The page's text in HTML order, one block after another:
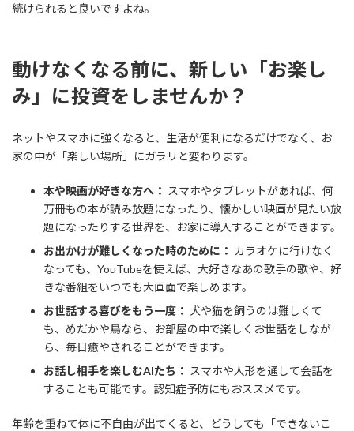
続けられると良いですよね。
動けなくなる前に、新しい「お楽し
み」に投資をしませんか？
ネットやスマホに強くなると、生活が便利になるだけでなく、お
家の中が「楽しい場所」にガラリと変わります。
本や映画が好きな方へ： スマホやタブレットがあれば、何
万冊もの本が読み放題になったり、懐かしい映画が見たい放
題になったりする世界を、お家に導入することができます。
お出かけが難しくなった時のために： カラオケに行けなく
なっても、YouTubeを使えば、大好きなあの歌手の歌や、好
きな番組をいつでも大画面で楽しめます。
お世話する喜びをもう一度： 犬や猫を飼うのは難しくて
も、めだかや鳥なら、お部屋の中で楽しくお世話をしなが
ら、毎日癒やされることができます。
お話し相手を楽しむAIたち： スマホや人形を通して会話を
することも可能です。認知症予防にもおススメです。
年齢を重ねて体に不自由が出てくると、どうしても「できないこ